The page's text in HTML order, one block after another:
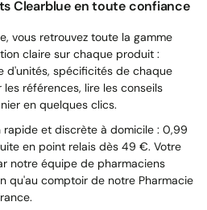
Clearblue en toute confiance
vous retrouvez toute la gamme
claire sur chaque produit :
d'unités, spécificités de chaque
références, lire les conseils
en quelques clics.
rapide et discrète à domicile : 0,99
en point relais dès 49 €. Votre
notre équipe de pharmaciens
qu'au comptoir de notre Pharmacie